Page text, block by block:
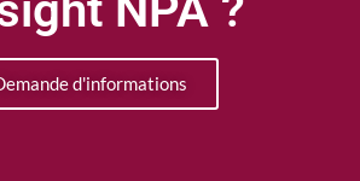
d'informations